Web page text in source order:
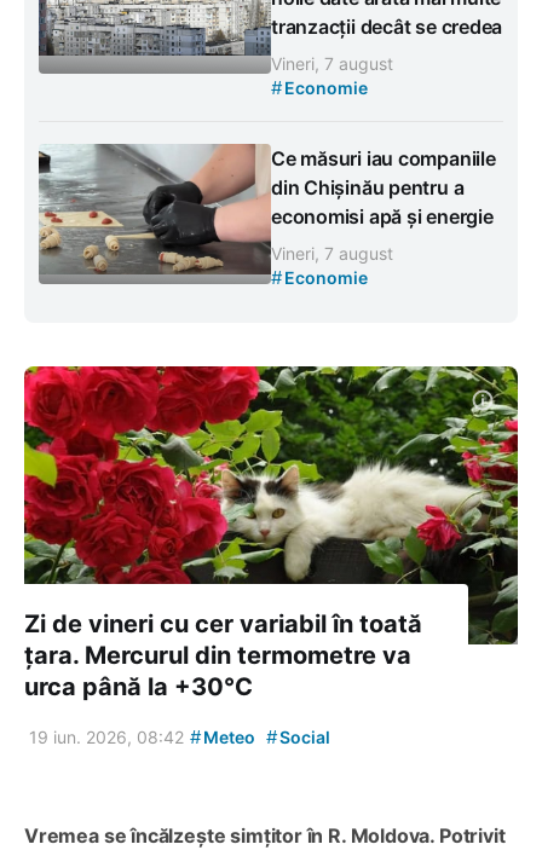
tranzacții decât se credea
Vineri, 7 august
#Economie
Ce măsuri iau companiile
din Chișinău pentru a
economisi apă și energie
Vineri, 7 august
#Economie
Zi de vineri cu cer variabil în toată
țara. Mercurul din termometre va
urca până la +30°C
19 iun. 2026, 08:42 #Meteo #Social
Vremea se încălzește simțitor în R. Moldova. Potrivit